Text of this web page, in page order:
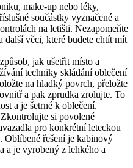
make-up nebo léky,
součástky vyznačené a
na letišti. Nezapomeňte
další věci, které budete chtít mít
jak ušetřit místo a
techniky skládání oblečení
na hladký povrch, přeložte
a pak zprudka zrolujte. To
a je šetrné k oblečení.
si povolené
pro konkrétní leteckou
Oblíbené řešení je kabinový
a je vyrobený z lehkého a